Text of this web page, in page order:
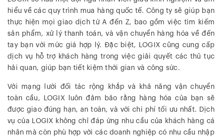
hiểu về các quy trình mua hàng quốc tế. Công ty sẽ giúp bạn
thực hiện mọi giao dịch từ A đến Z, bao gồm việc tìm kiếm
sản phẩm, xử lý thanh toán, và vận chuyển hàng hóa về đến
tay bạn với mức giá hợp lý. Đặc biệt, LOGIX cũng cung cấp
dịch vụ hỗ trợ khách hàng trong việc giải quyết các thủ tục
hải quan, giúp bạn tiết kiệm thời gian và công sức.
Với mạng lưới đối tác rộng khắp và khả năng vận chuyển
toàn cầu, LOGIX luôn đảm bảo rằng hàng hóa của bạn sẽ
được giao đúng hạn, an toàn, và với chi phí tối ưu nhất. Dịch
vụ của LOGIX không chỉ đáp ứng nhu cầu của khách hàng cá
nhân mà còn phù hợp với các doanh nghiệp có nhu cầu nhập